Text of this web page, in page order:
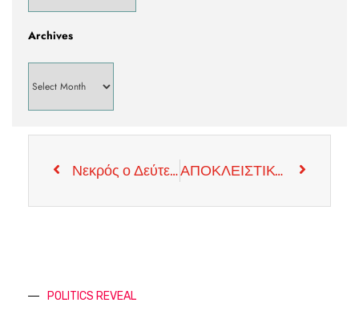
Archives
Νεκρός ο Δεύτερος στην Διοίκηση του Ισλαμικού Παρακράτους στην Σύρια ΑΠΟΚΛΕΙΣΤΙΚΟ (+ΦΩΤΟΣ)Ρωσία-Τρομοκρατικό Χτύπημα
POLITICS REVEAL